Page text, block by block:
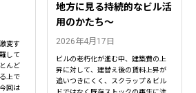
変す
して
んど
上で
回は
地方に見る持続的なビル活
用のかたち～
2026年4月17日
ビルの老朽化が進む中、建築費の上
昇に対して、建替え後の賃料上昇が
追いつきにくく、スクラップ＆ビル